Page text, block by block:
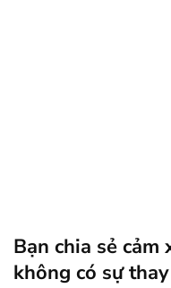
Bạn chia sẻ cảm
không có sự